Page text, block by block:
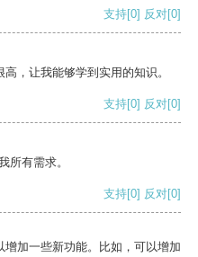
支持[0] 反对[0]
，让我能够学到实用的知识。
支持[0] 反对[0]
所有需求。
支持[0] 反对[0]
加一些新功能。比如，可以增加